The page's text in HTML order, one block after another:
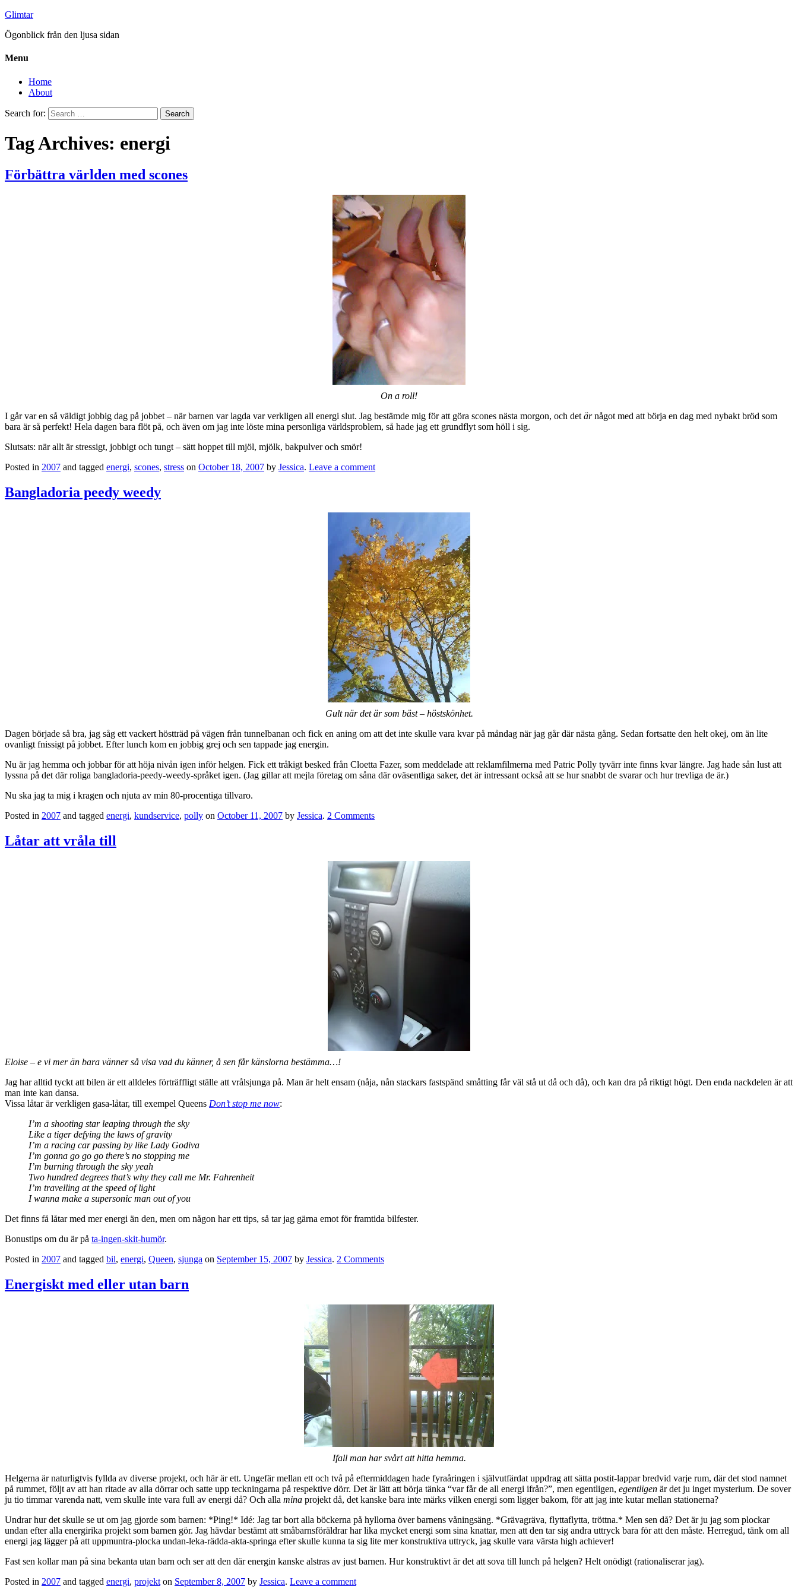
Glimtar
Ögonblick från den ljusa sidan
Menu
Home
About
Search for:
Tag Archives: energi
Förbättra världen med scones
On a roll!
I går var en så väldigt jobbig dag på jobbet – när barnen var lagda var verkligen all energi slut. Jag bestämde mig för att göra scones nästa morgon, och det ärnågot med att börja en dag med nybakt bröd som
bara är så perfekt! Hela dagen bara flöt på, och även om jag inte löste mina personliga världsproblem, så hade jag ett grundflyt som höll i sig.
Slutsats: när allt är stressigt, jobbigt och tungt – sätt hoppet till mjöl, mjölk, bakpulver och smör!
Posted in 2007 and tagged energi, scones, stress on October 18, 2007 by Jessica. Leave a comment
Bangladoria peedy weedy
Gult när det är som bäst – höstskönhet.
Dagen började så bra, jag såg ett vackert höstträd på vägen från tunnelbanan och fick en aning om att det inte skulle vara kvar på måndag när jag går där nästa gång. Sedan fortsatte den helt okej, om än lite
ovanligt fnissigt på jobbet. Efter lunch kom en jobbig grej och sen tappade jag energin.
Nu är jag hemma och jobbar för att höja nivån igen inför helgen. Fick ett tråkigt besked från Cloetta Fazer, som meddelade att reklamfilmerna med Patric Polly tyvärr inte finns kvar längre. Jag hade sån lust att
lyssna på det där roliga bangladoria-peedy-weedy-språket igen. (Jag gillar att mejla företag om såna där oväsentliga saker, det är intressant också att se hur snabbt de svarar och hur trevliga de är.)
Nu ska jag ta mig i kragen och njuta av min 80-procentiga tillvaro.
Posted in 2007 and tagged energi, kundservice, polly on October 11, 2007 by Jessica. 2 Comments
Låtar att vråla till
Eloise – e vi mer än bara vänner så visa vad du känner, å sen får känslorna bestämma…!
Jag har alltid tyckt att bilen är ett alldeles förträffligt ställe att vrålsjunga på. Man är helt ensam (nåja, nån stackars fastspänd småtting får väl stå ut då och då), och kan dra på riktigt högt. Den enda nackdelen är att
man inte kan dansa.
Vissa låtar är verkligen gasa-låtar, till exempel Queens Don’t stop me now:
I’m a shooting star leaping through the sky
Like a tiger defying the laws of gravity
I’m a racing car passing by like Lady Godiva
I’m gonna go go go there’s no stopping me
I’m burning through the sky yeah
Two hundred degrees that’s why they call me Mr. Fahrenheit
I’m travelling at the speed of light
I wanna make a supersonic man out of you
Det finns få låtar med mer energi än den, men om någon har ett tips, så tar jag gärna emot för framtida bilfester.
Bonustips om du är på ta-ingen-skit-humör.
Posted in 2007 and tagged bil, energi, Queen, sjunga on September 15, 2007 by Jessica. 2 Comments
Energiskt med eller utan barn
Ifall man har svårt att hitta hemma.
Helgerna är naturligtvis fyllda av diverse projekt, och här är ett. Ungefär mellan ett och två på eftermiddagen hade fyraåringen i självutfärdat uppdrag att sätta postit-lappar bredvid varje rum, där det stod namnet
på rummet, följt av att han ritade av alla dörrar och satte upp teckningarna på respektive dörr. Det är lätt att börja tänka “var får de all energi ifrån?”, men egentligen, egentligen är det ju inget mysterium. De sover
ju tio timmar varenda natt, vem skulle inte vara full av energi då? Och alla mina projekt då, det kanske bara inte märks vilken energi som ligger bakom, för att jag inte kutar mellan stationerna?
Undrar hur det skulle se ut om jag gjorde som barnen: *Ping!* Idé: Jag tar bort alla böckerna på hyllorna över barnens våningsäng. *Grävagräva, flyttaflytta, tröttna.* Men sen då? Det är ju jag som plockar
undan efter alla energirika projekt som barnen gör. Jag hävdar bestämt att småbarnsföräldrar har lika mycket energi som sina knattar, men att den tar sig andra uttryck bara för att den måste. Herregud, tänk om all
energi jag lägger på att uppmuntra-plocka undan-leka-rädda-akta-springa efter skulle kunna ta sig lite mer konstruktiva uttryck, jag skulle vara värsta high achiever!
Fast sen kollar man på sina bekanta utan barn och ser att den där energin kanske alstras av just barnen. Hur konstruktivt är det att sova till lunch på helgen? Helt onödigt (rationaliserar jag).
Posted in 2007 and tagged energi, projekt on September 8, 2007 by Jessica. Leave a comment